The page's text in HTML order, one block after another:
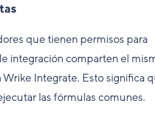
que tienen permisos para
integración comparten el
Integrate. Esto significa
las fórmulas comunes.